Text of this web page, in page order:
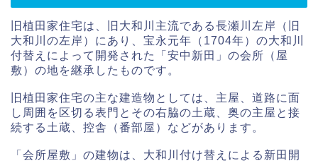
旧植田家住宅は、旧大和川主流である長瀬川左岸（旧
大和川の左岸）にあり、宝永元年（1704年）の大和川
付替えによって開発された「安中新田」の会所（屋
敷）の地を継承したものです。
旧植田家住宅の主な建造物としては、主屋、道路に面
し周囲を区切る表門とその右脇の土蔵、奥の主屋と接
続する土蔵、控舎（番部屋）などがあります。
「会所屋敷」の建物は、大和川付け替えによる新田開